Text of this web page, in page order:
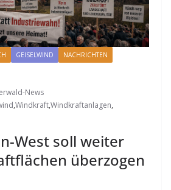
GEISELWIND
NACHRICHTEN
News
,Windkraft,Windkraftanlagen,
West soll weiter
überzogen